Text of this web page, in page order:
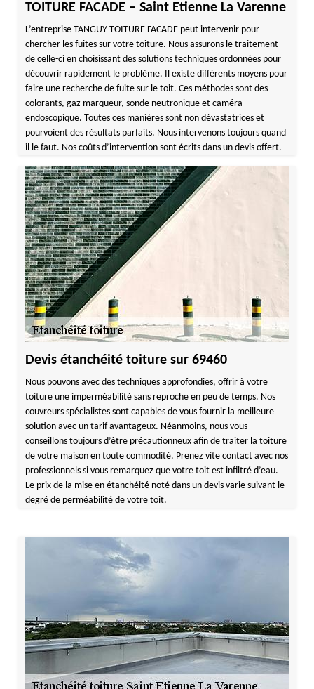
TOITURE FACADE – Saint Etienne La Varenne
L’entreprise TANGUY TOITURE FACADE peut intervenir pour
chercher les fuites sur votre toiture. Nous assurons le traitement
de celle-ci en choisissant des solutions techniques ordonnées pour
découvrir rapidement le problème. Il existe différents moyens pour
faire une recherche de fuite sur le toit. Ces méthodes sont des
colorants, gaz marqueur, sonde neutronique et caméra
endoscopique. Toutes ces manières sont non dévastatrices et
pourvoient des résultats parfaits. Nous intervenons toujours quand
il le faut. Nos coûts d’intervention sont écrits dans un devis offert.
Devis étanchéité toiture sur 69460
Nous pouvons avec des techniques approfondies, offrir à votre
toiture une imperméabilité sans reproche en peu de temps. Nos
couvreurs spécialistes sont capables de vous fournir la meilleure
solution avec un tarif avantageux. Néanmoins, nous vous
conseillons toujours d’être précautionneux afin de traiter la toiture
de votre maison en toute commodité. Prenez vite contact avec nos
professionnels si vous remarquez que votre toit est infiltré d’eau.
Le prix de la mise en étanchéité noté dans un devis varie suivant le
degré de perméabilité de votre toit.